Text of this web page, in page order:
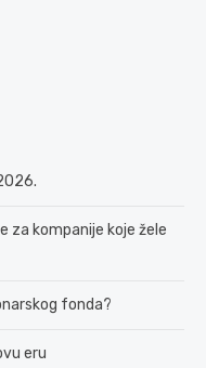
za kompanije koje žele
fonda?
eru